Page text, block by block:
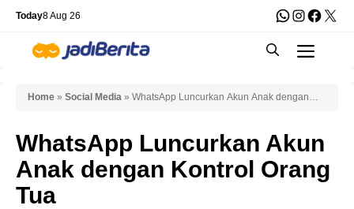
Skip
content
Today8 Aug 26 WhatsApp
X
Home » Social Media » WhatsApp Luncurkan Akun Anak dengan
WhatsApp Luncurkan Akun
Anak dengan Kontrol Orang
Tua